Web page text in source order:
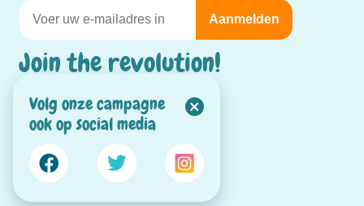
Volg onze campagne
ook op social media
Join the revolution!